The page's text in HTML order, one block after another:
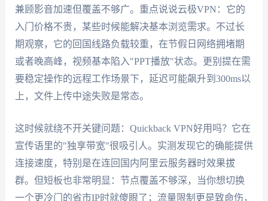
兼顾影音加速但覆盖不够广。重点说说云极VPN：它的
入门价格不贵，某些时候能解决基本浏览需求。不过长
期观察，它的回国线路负载较重，在节假日网络拥堵期
或者晚高峰，视频基本陷入"PPT播放"状态。更别提在需
要稳定操作的远程工作场景下，延迟可能飙升到300ms以
上，文件上传中途失败是常态。
这时候就绕不开关键问题：Quickback VPN好用吗？它在
宣传语里的"独享带宽"很吸引人。实测发现它的确能提供
连接速度，特别是在连回国内阿里云服务器时效果拔
群。但短板也非常明显：节点覆盖不够深，当你想切换
一个更冷门的省市IP时就傻眼了；流量限制更是致命伤，